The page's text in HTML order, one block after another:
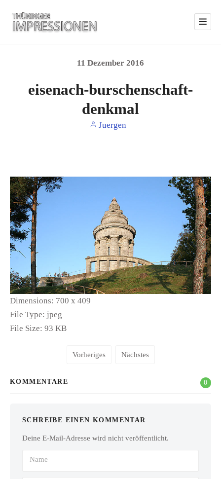
11 Dezember 2016
eisenach-burschenschaft-
denkmal
Juergen
Dimensions: 700 x 409
File Type: jpeg
File Size: 93 KB
Vorheriges Nächstes
KOMMENTARE 0
SCHREIBE EINEN KOMMENTAR
Deine E-Mail-Adresse wird nicht veröffentlicht.
Name